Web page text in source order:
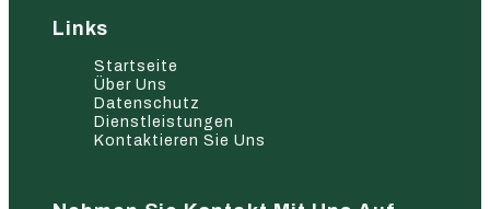
Links
Startseite
Über Uns
Datenschutz
Dienstleistungen
Kontaktieren Sie Uns